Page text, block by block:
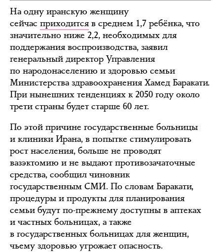
На одну иранскую женщину
сейчас приходится в среднем 1,7 ребёнка, что
значительно ниже 2,2, необходимых для
поддержания воспроизводства, заявил
генеральный директор Управления
по народонаселению и здоровью семьи
Министерства здравоохранения Хамед Баракати.
При нынешних тенденциях к 2050 году около
трети страны будет старше 60 лет.
По этой причине государственные больницы
и клиники Ирана, в попытке стимулировать
рост населения, больше не проводят
вазэктомию и не выдают противозачаточные
средства, сообщил чиновник
государственным СМИ. По словам Баракати,
процедуры и продукты для планирования
семьи будут по-прежнему доступны в аптеках
и частных больницах, а также
в государственных больницах для женщин,
чьему здоровью угрожает опасность.